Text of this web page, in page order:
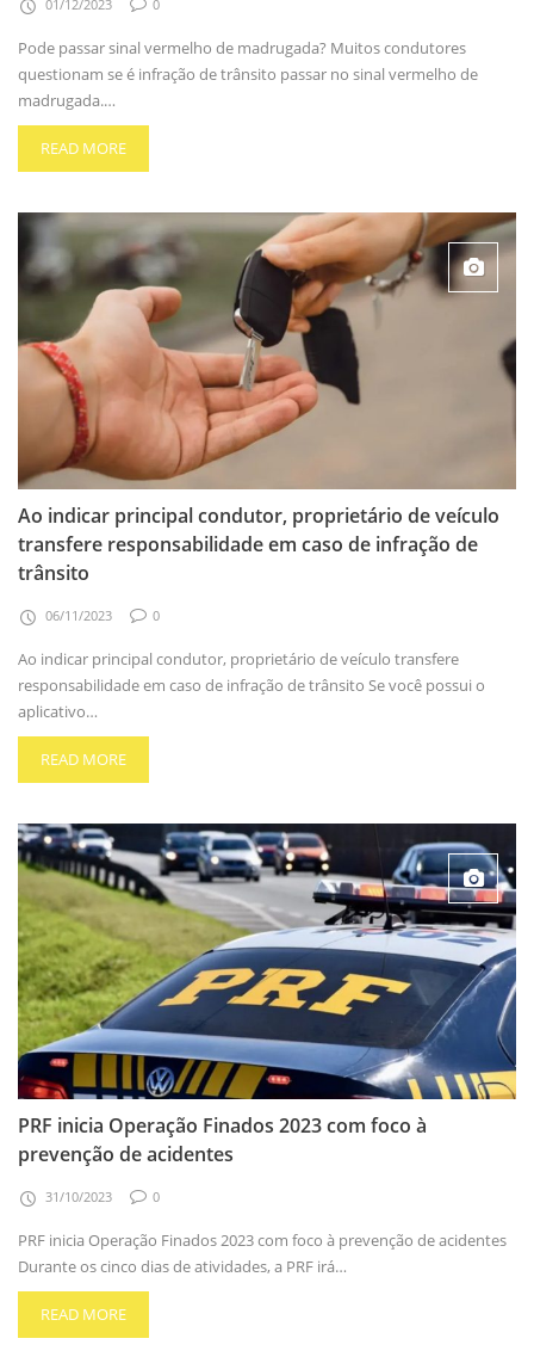
01/12/2023 0
Pode passar sinal vermelho de madrugada? Muitos condutores
questionam se é infração de trânsito passar no sinal vermelho de
madrugada.…
READ MORE
Ao indicar principal condutor, proprietário de veículo
transfere responsabilidade em caso de infração de
trânsito
06/11/2023 0
Ao indicar principal condutor, proprietário de veículo transfere
responsabilidade em caso de infração de trânsito Se você possui o
aplicativo…
READ MORE
PRF inicia Operação Finados 2023 com foco à
prevenção de acidentes
31/10/2023 0
PRF inicia Operação Finados 2023 com foco à prevenção de acidentes
Durante os cinco dias de atividades, a PRF irá…
READ MORE